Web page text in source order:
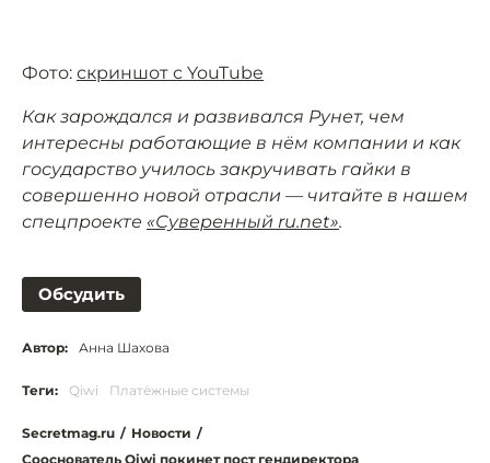
Фото: скриншот с YouTube
Как зарождался и развивался Рунет, чем
интересны работающие в нём компании и как
государство училось закручивать гайки в
совершенно новой отрасли — читайте в нашем
спецпроекте «Суверенный ru.net».
Обсудить
Автор: Анна Шахова
Теги: Qiwi Платёжные системы
Secretmag.ru / Новости /
Сооснователь Qiwi покинет пост гендиректора